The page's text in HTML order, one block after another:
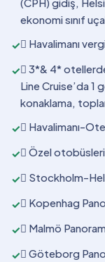
ekonomi sınıf
✓ Havalimanı
✓ 3*& 4*
Line Cruise’da 1
konaklama,
✓ Havalimanı-
✓ Özel
✓ Stockholm-
✓ Kopenhag
✓ Malmö
✓ Göteborg